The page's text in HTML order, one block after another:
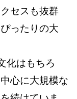
セスも抜群
ったりの大
化はもちろ
心に大規模な